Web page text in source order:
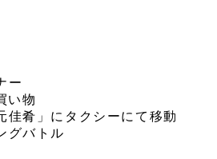
ー
い物
肴」にタクシーにて移動
グバトル